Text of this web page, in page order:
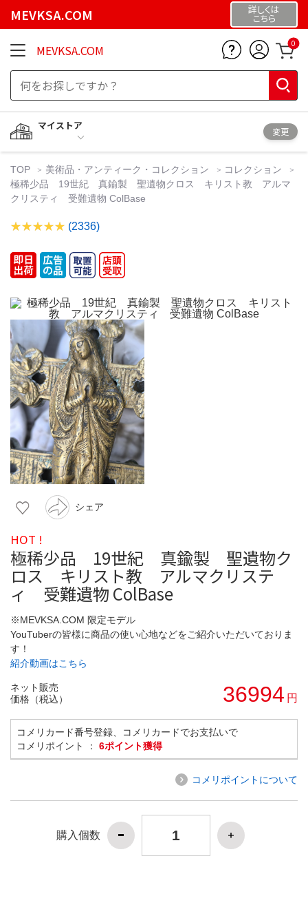
MEVKSA.COM 詳しくは
こちら
MEVKSA.COM 0
マイストア
変更
TOP 美術品・アンティーク・コレクション
コレクション
極稀少品 19世紀 真鍮製 聖遺物クロス キリスト教 アルマ
クリスティ 受難遺物 ColBase
(2336)
シェア
HOT !
極稀少品 19世紀 真鍮製 聖遺物ク
ロス キリスト教 アルマクリステ
ィ 受難遺物 ColBase
※MEVKSA.COM 限定モデル
YouTuberの皆様に商品の使い心地などをご紹介いただいておりま
す！
紹介動画はこちら
ネット販売
価格（税込）
36994 円
コメリカード番号登録、コメリカードでお支払いで
コメリポイント ： 6ポイント獲得
コメリポイントについて
購入個数